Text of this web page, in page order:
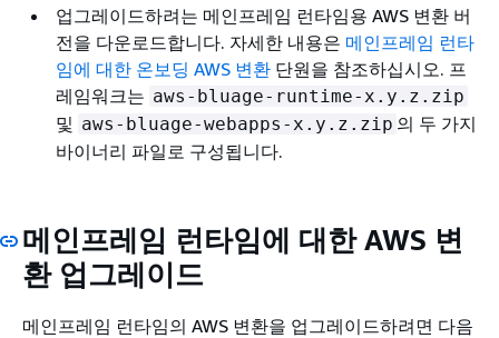
업그레이드하려는 메인프레임 런타임용 AWS 변환 버
전을 다운로드합니다. 자세한 내용은 메인프레임 런타
임에 대한 온보딩 AWS 변환 단원을 참조하십시오. 프
레임워크는 aws-bluage-runtime-x.y.z.zip
및 aws-bluage-webapps-x.y.z.zip 의 두 가지
바이너리 파일로 구성됩니다.
메인프레임 런타임에 대한 AWS 변
환 업그레이드
메인프레임 런타임의 AWS 변환을 업그레이드하려면 다음